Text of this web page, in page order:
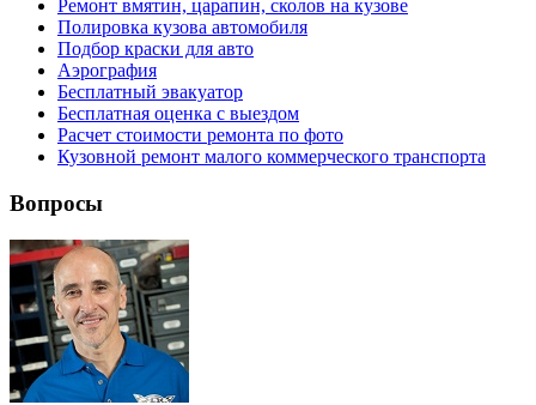
Ремонт вмятин, царапин, сколов на кузове
Полировка кузова автомобиля
Подбор краски для авто
Аэрография
Бесплатный эвакуатор
Бесплатная оценка с выездом
Расчет стоимости ремонта по фото
Кузовной ремонт малого коммерческого транспорта
Вопросы